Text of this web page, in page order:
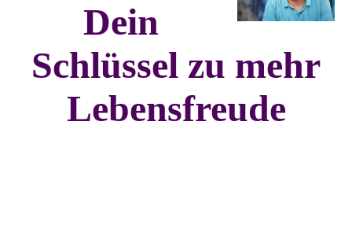
Dein
Schlüssel zu mehr
Lebensfreude